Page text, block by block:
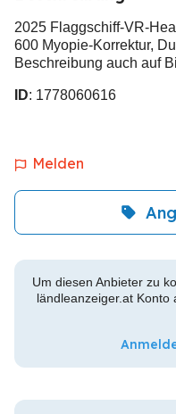
2025 Flaggschiff-VR-
600 Myopie-Korrektur,
Beschreibung auch auf
ID: 1778060616
Melden
Um diesen Anbieter zu
ländleanzeiger.at